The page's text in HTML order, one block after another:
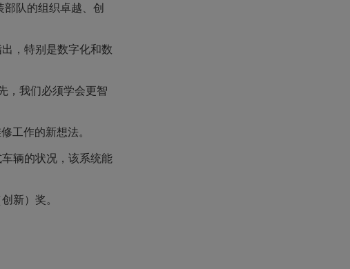
队的组织卓越、创
，特别是数字化和数
，我们必须学会更智
工作的新想法。
辆的状况，该系统能
新）奖。